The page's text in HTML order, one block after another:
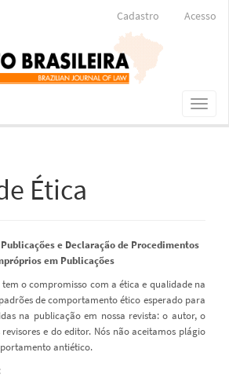
Cadastro Acesso
Toggle
Ética
e Declaração de Procedimentos
em Publicações
tem o compromisso com a ética e qualidade na
de comportamento ético esperado para
na publicação em nossa revista: o autor, o
e do editor. Nós não aceitamos plágio
antiético.
: